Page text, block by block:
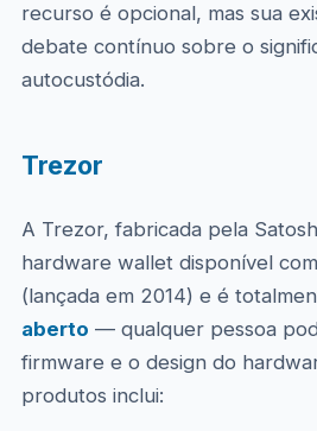
recurso é opcional, mas sua
debate contínuo sobre o
autocustódia.
Trezor
A Trezor, fabricada pela
hardware wallet disponível
(lançada em 2014) e é
aberto — qualquer pessoa
firmware e o design do
produtos inclui: